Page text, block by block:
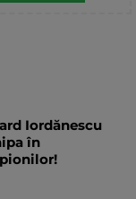
Iordănescu
în